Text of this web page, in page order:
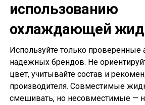
использованию
охлаждающей
Используйте только проверенные
надежных брендов. Не
цвет, учитывайте состав и
производителя. Совместимые
смешивать, но несовместимые —